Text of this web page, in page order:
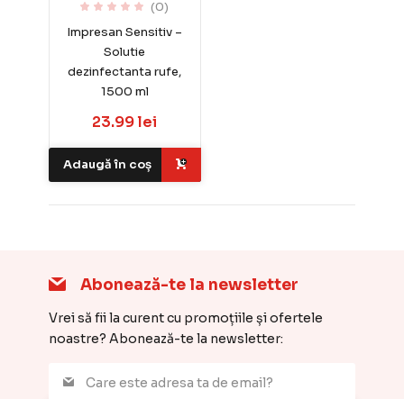
(0)
Impresan Sensitiv –
Solutie
dezinfectanta rufe,
1500 ml
23.99 lei
Adaugă în coș
Abonează-te la newsletter
Vrei să fii la curent cu promoțiile și ofertele
noastre? Abonează-te la newsletter: